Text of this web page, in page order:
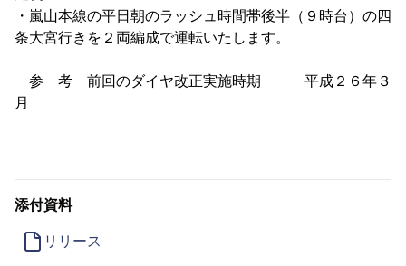
・嵐山本線の平日朝のラッシュ時間帯後半（９時台）の四
条大宮行きを２両編成で運転いたします。
参 考 前回のダイヤ改正実施時期 平成２６年３
月
添付資料
リリース